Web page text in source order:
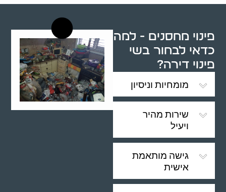
פינוי מחסנים - למה
כדאי לבחור בשי
פינוי דירה?
מומחיות וניסיון
שירות מהיר
ויעיל
גישה מותאמת
אישית